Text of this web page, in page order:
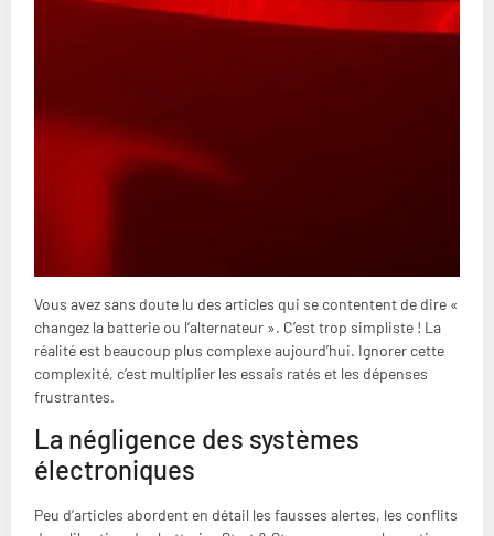
Vous avez sans doute lu des articles qui se contentent de dire «
changez la batterie ou l’alternateur ». C’est trop simpliste ! La
réalité est beaucoup plus complexe aujourd’hui. Ignorer cette
complexité, c’est multiplier les essais ratés et les dépenses
frustrantes.
La négligence des systèmes
électroniques
Peu d’articles abordent en détail les fausses alertes, les conflits